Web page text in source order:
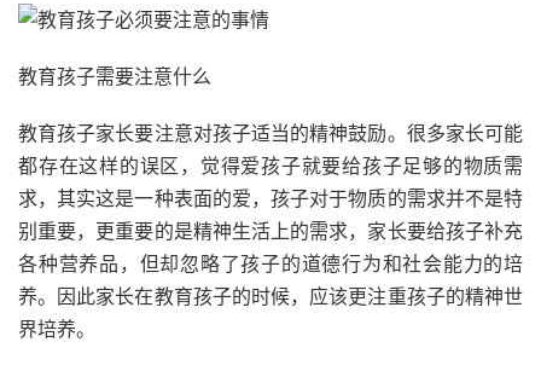
教育孩子需要注意什么
教育孩子家长要注意对孩子适当的精神鼓励。很多家长可能
都存在这样的误区，觉得爱孩子就要给孩子足够的物质需
求，其实这是一种表面的爱，孩子对于物质的需求并不是特
别重要，更重要的是精神生活上的需求，家长要给孩子补充
各种营养品，但却忽略了孩子的道德行为和社会能力的培
养。因此家长在教育孩子的时候，应该更注重孩子的精神世
界培养。